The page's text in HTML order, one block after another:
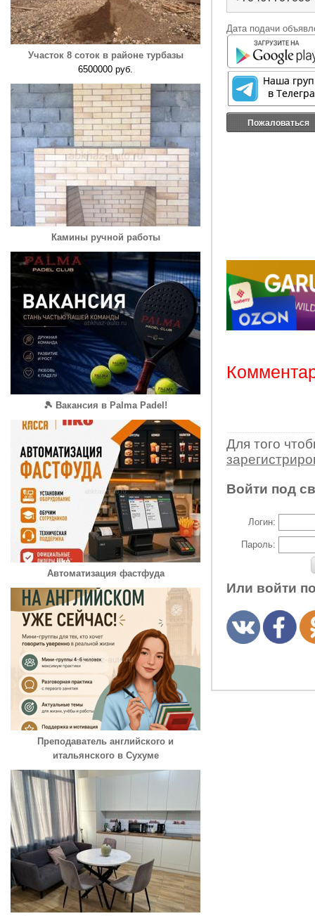
Участок 8 соток в районе турбазы
6500000 руб.
Камины ручной работы
🎾 Вакансия в Palma Padel!
Автоматизация фастфуда
Преподаватель английского и
итальянского в Сухуме
Дата подачи
Пожаловаться
Для того
Войти под
Логин:
Пароль:
Или войти